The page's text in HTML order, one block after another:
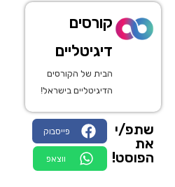
קורסים
דיגיטליים
הבית של הקורסים
הדיגיטליים בישראל!
שתפ/י
את
הפוסט!
פייסבוק
ווצאפ